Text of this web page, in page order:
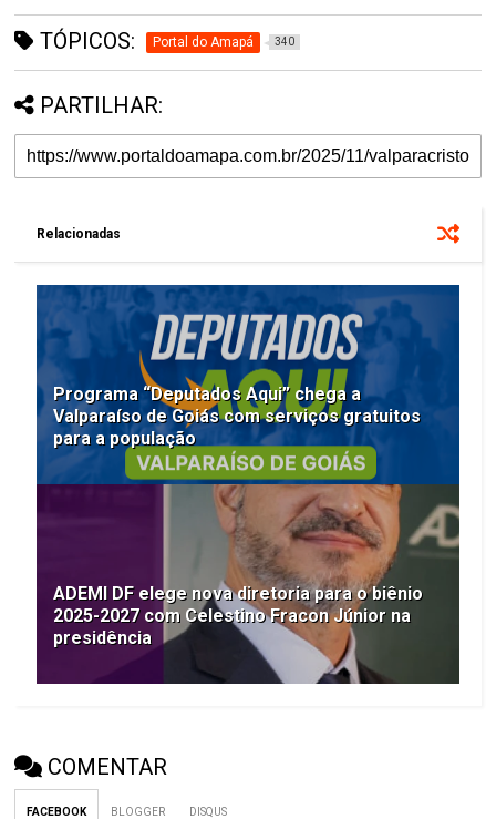
TÓPICOS: Portal do Amapá 340
PARTILHAR:
Relacionadas
Programa “Deputados Aqui” chega a
Valparaíso de Goiás com serviços gratuitos
para a população
ADEMI DF elege nova diretoria para o biênio
2025-2027 com Celestino Fracon Júnior na
presidência
COMENTAR
FACEBOOK BLOGGER DISQUS